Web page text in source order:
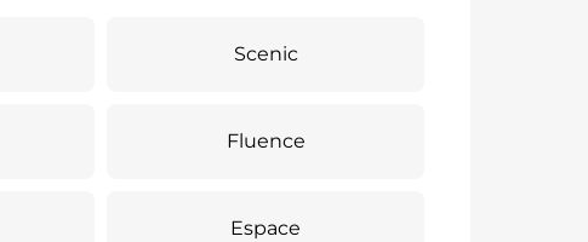
Scenic
Fluence
Espace